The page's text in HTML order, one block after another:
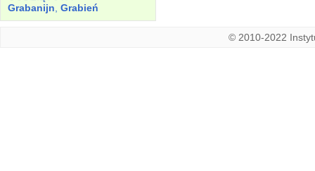
Grabanijn Grabień
© 2010-2022